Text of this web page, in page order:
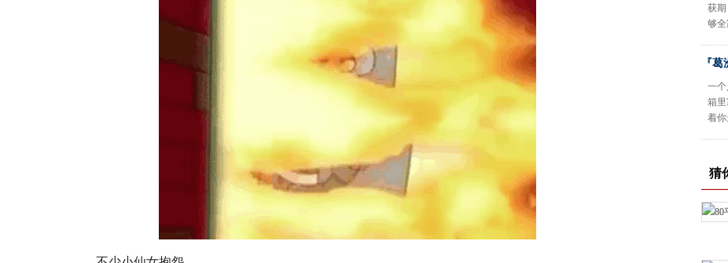
获期
够
『
一
箱
着
猜